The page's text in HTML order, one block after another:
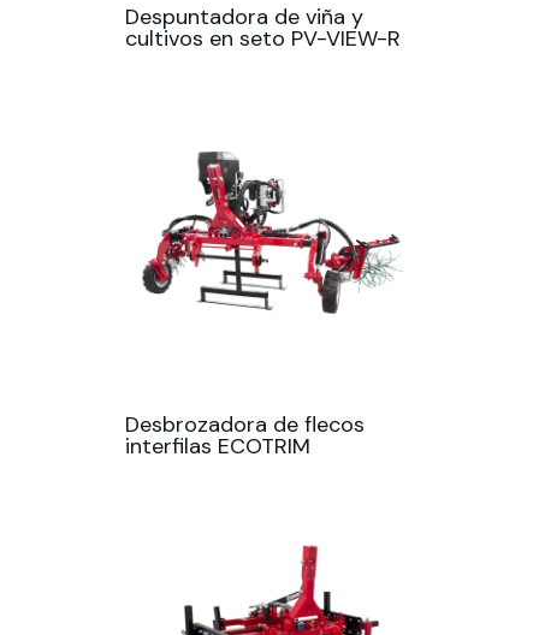
Despuntadora de viña y
cultivos en seto PV-VIEW-R
Desbrozadora de flecos
interfilas ECOTRIM